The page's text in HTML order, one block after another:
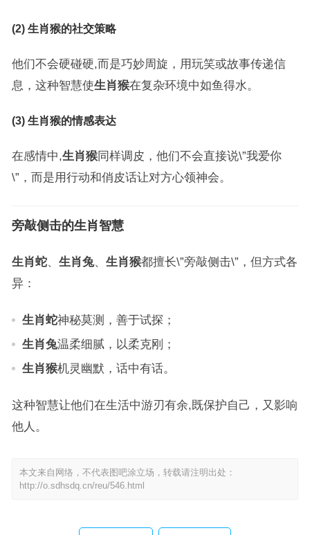
(2) 生肖猴的社交策略
他们不会硬碰硬,而是巧妙周旋，用玩笑或故事传递信
息，这种智慧使生肖猴在复杂环境中如鱼得水。
(3) 生肖猴的情感表达
在感情中, 生肖猴同样调皮，他们不会直接说\”我爱你
\”，而是用行动和俏皮话让对方心领神会。
旁敲侧击的生肖智慧
生肖蛇、 生肖兔、 生肖猴都擅长\”旁敲侧击\”，但方式各
异：
生肖蛇神秘莫测，善于试探；
生肖兔温柔细腻，以柔克刚；
生肖猴机灵幽默，话中有话。
这种智慧让他们在生活中游刃有余,既保护自己，又影响
他人。
本文来自网络，不代表图吧涂立场，转载请注明出处：
http://o.sdhsdq.cn/reu/546.html